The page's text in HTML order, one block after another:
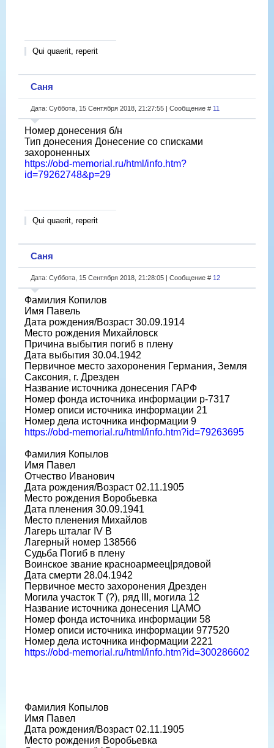
Qui quaerit, reperit
Саня
Дата: Суббота, 15 Сентября 2018, 21:27:55 | Сообщение # 11
Номер донесения б/н
Тип донесения Донесение со списками
захороненных
https://obd-memorial.ru/html/info.htm?
id=79262748&p=29
Qui quaerit, reperit
Саня
Дата: Суббота, 15 Сентября 2018, 21:28:05 | Сообщение # 12
Фамилия Копилов
Имя Павель
Дата рождения/Возраст 30.09.1914
Место рождения Михайловск
Причина выбытия погиб в плену
Дата выбытия 30.04.1942
Первичное место захоронения Германия, Земля
Саксония, г. Дрезден
Название источника донесения ГАРФ
Номер фонда источника информации р-7317
Номер описи источника информации 21
Номер дела источника информации 9
https://obd-memorial.ru/html/info.htm?id=79263695
Фамилия Копылов
Имя Павел
Отчество Иванович
Дата рождения/Возраст 02.11.1905
Место рождения Воробьевка
Дата пленения 30.09.1941
Место пленения Михайлов
Лагерь шталаг IV B
Лагерный номер 138566
Судьба Погиб в плену
Воинское звание красноармеец|рядовой
Дата смерти 28.04.1942
Первичное место захоронения Дрезден
Могила участок T (?), ряд III, могила 12
Название источника донесения ЦАМО
Номер фонда источника информации 58
Номер описи источника информации 977520
Номер дела источника информации 2221
https://obd-memorial.ru/html/info.htm?id=300286602
Фамилия Копылов
Имя Павел
Дата рождения/Возраст 02.11.1905
Место рождения Воробьевка